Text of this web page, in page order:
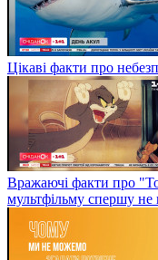
Цікаві факти про
Вражаючі факти про
мультфільму спершу не